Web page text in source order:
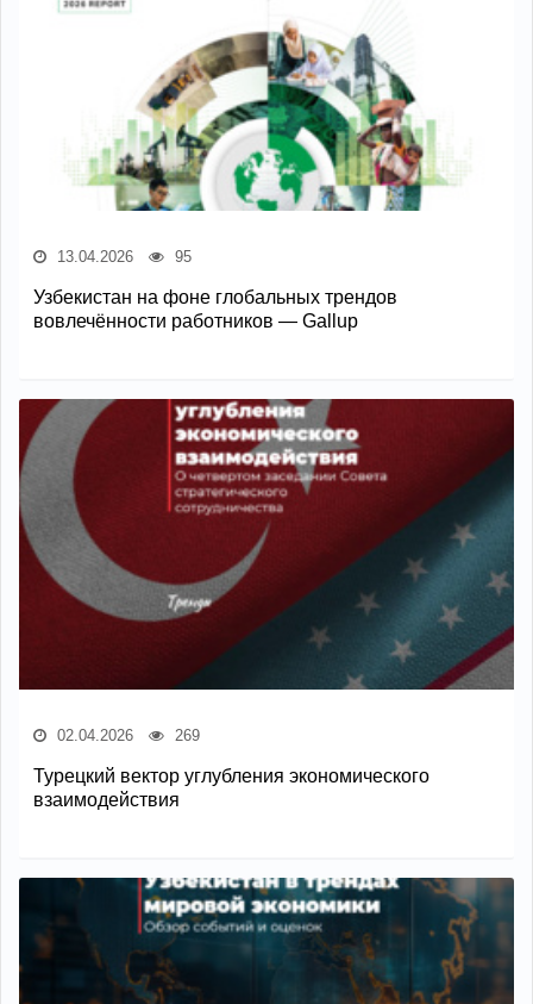
13.04.2026 95
Узбекистан на фоне глобальных трендов
вовлечённости работников — Gallup
02.04.2026 269
Турецкий вектор углубления экономического
взаимодействия